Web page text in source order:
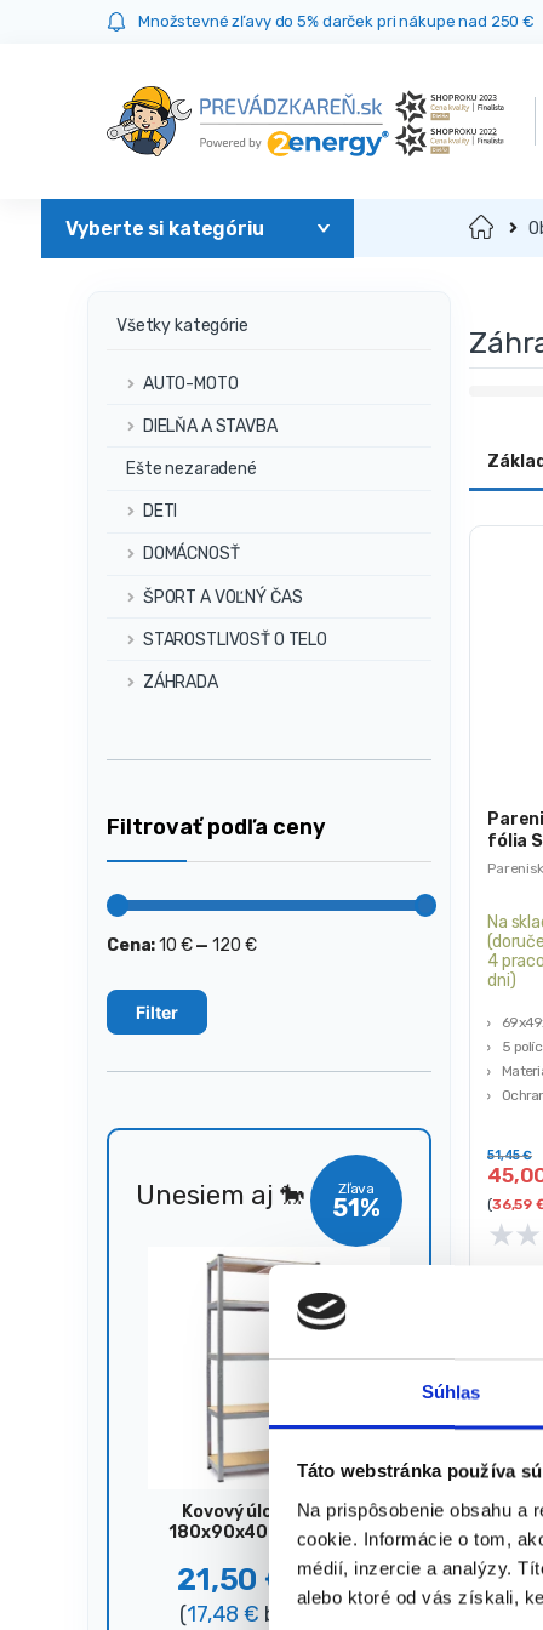
Súhlas
Táto webstránka používa
Na prispôsobenie obsahu a
cookie. Informácie o tom,
médií, inzercie a analýzy.
alebo ktoré od vás získali,
Množstevné zľavy do 5% darček pri nákupe nad 250 €
Domov
fólia
Na
4
dni)
5 políc
51,45€
(36,59
★★
Všetky kategórie
AUTO-MOTO
DIELŇA A STAVBA
Ešte nezaradené
DETI
DOMÁCNOSŤ
ŠPORT A VOĽNÝ ČAS
STAROSTLIVOSŤ O TELO
ZÁHRADA
Filtrovať podľa ceny
Minimálna
Maximálna
Filter
Cena:10 €—120 €
Unesiem aj 🐎 Zľava
51%
Kovový úložný regál,
180x90x40 cm, 875 kg,
strieborný
21,50 € 44,00
(17,48€ bez DPH)